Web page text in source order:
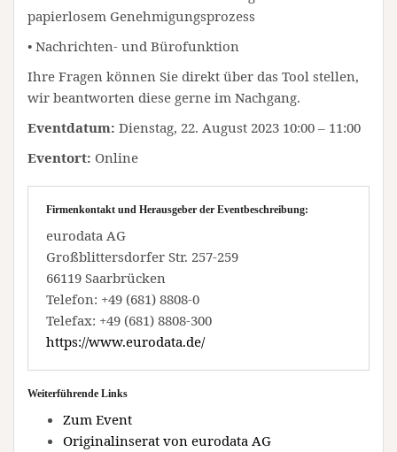
papierlosem Genehmigungsprozess
• Nachrichten- und Bürofunktion
Ihre Fragen können Sie direkt über das Tool stellen,
wir beantworten diese gerne im Nachgang.
Eventdatum: Dienstag, 22. August 2023 10:00 – 11:00
Eventort: Online
Firmenkontakt und Herausgeber der Eventbeschreibung:
eurodata AG
Großblittersdorfer Str. 257-259
66119 Saarbrücken
Telefon: +49 (681) 8808-0
Telefax: +49 (681) 8808-300
https://www.eurodata.de/
Weiterführende Links
Zum Event
Originalinserat von eurodata AG